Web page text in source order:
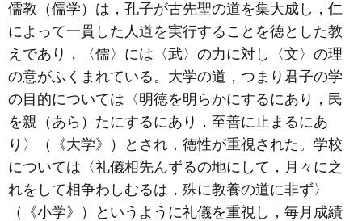
儒教（儒学）は，孔子が古先聖の道を集大成し，仁
によって一貫した人道を実行することを徳とした教
えであり，〈儒〉には〈武〉の力に対し〈文〉の理
の意がふくまれている。大学の道，つまり君子の学
の目的については〈明徳を明らかにするにあり，民
を親（あら）たにするにあり，至善に止まるにあ
り〉（《大学》）とされ，徳性が重視された。学校
については〈礼儀相先んずるの地にして，月々に之
れをして相争わしむるは，殊に教養の道に非ず〉
（《小学》）というように礼儀を重視し，毎月成績